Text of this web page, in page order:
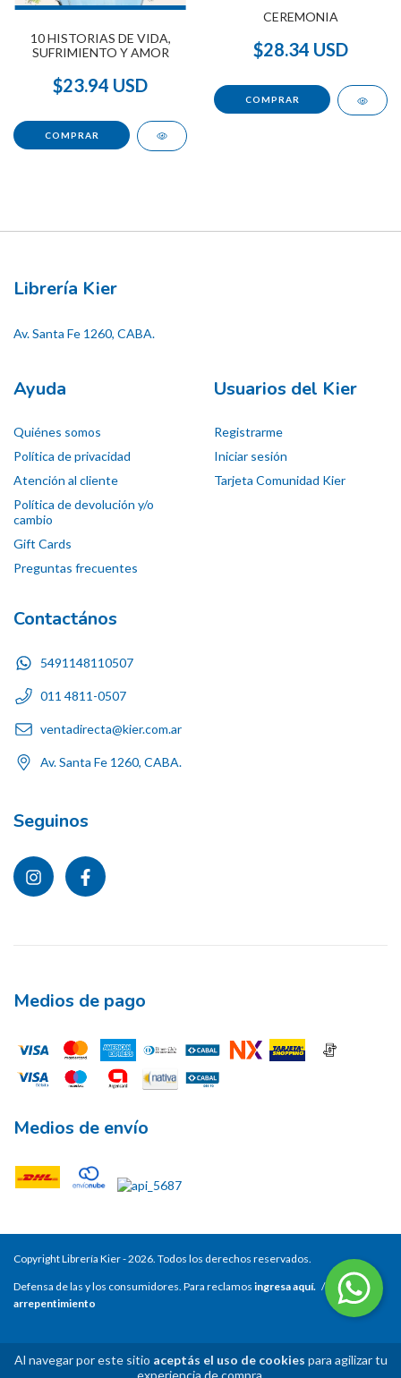
Al navegar por este sitio aceptás el uso de cookies para agilizar tu
experiencia de compra.
10 HISTORIAS DE VIDA,
SUFRIMIENTO Y AMOR
$23.94 USD
CEREMONIA
$28.34 USD
Librería Kier
Av. Santa Fe 1260, CABA.
Ayuda
Quiénes somos
Política de privacidad
Atención al cliente
Política de devolución y/o
cambio
Gift Cards
Preguntas frecuentes
Usuarios del Kier
Registrarme
Iniciar sesión
Tarjeta Comunidad Kier
Contactános
5491148110507
011 4811-0507
ventadirecta@kier.com.ar
Av. Santa Fe 1260, CABA.
Seguinos
Medios de pago
Medios de envío
Copyright Librería Kier - 2026. Todos los derechos reservados.
Defensa de las y los consumidores. Para reclamos ingresa aquí. /
Botón de
arrepentimiento